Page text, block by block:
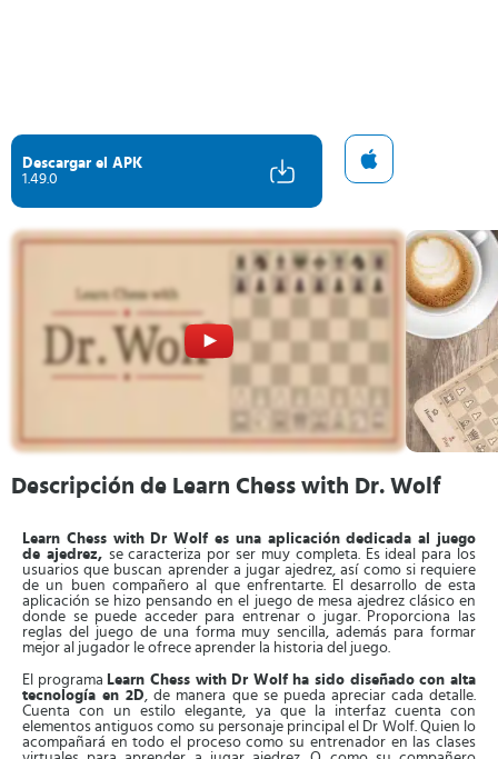
Descargar el APK
1.49.0
Descripción de Learn Chess with Dr. Wolf
Learn Chess with Dr Wolf es una aplicación dedicada al juego
de ajedrez, se caracteriza por ser muy completa. Es ideal para los
usuarios que buscan aprender a jugar ajedrez, así como si requiere
de un buen compañero al que enfrentarte. El desarrollo de esta
aplicación se hizo pensando en el juego de mesa ajedrez clásico en
donde se puede acceder para entrenar o jugar. Proporciona las
reglas del juego de una forma muy sencilla, además para formar
mejor al jugador le ofrece aprender la historia del juego.
El programa Learn Chess with Dr Wolf ha sido diseñado con alta
tecnología en 2D, de manera que se pueda apreciar cada detalle.
Cuenta con un estilo elegante, ya que la interfaz cuenta con
elementos antiguos como su personaje principal el Dr Wolf. Quien lo
acompañará en todo el proceso como su entrenador en las clases